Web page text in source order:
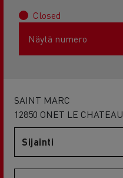
Closed
Näytä numero
SAINT MARC
12850 ONET LE CHATEAU
Sijainti